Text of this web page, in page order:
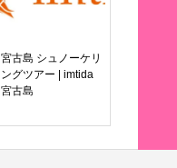
宮古島 シュノーケリ
ングツアー | imtida
宮古島